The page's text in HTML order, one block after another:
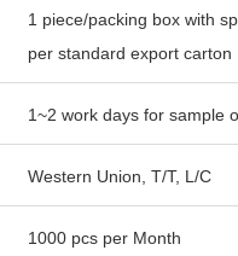
1 piece/packing box with
per standard export carton
1~2 work days for sample
Western Union, T/T, L/C
1000 pcs per Month